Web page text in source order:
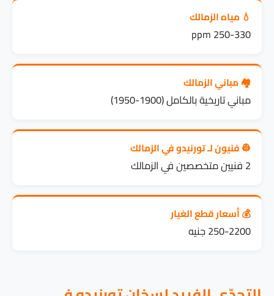
💧 مياه الزمالك
250-330 ppm
🏘️ مباني الزمالك
مباني تاريخية بالكامل (1900-1950)
👷 فنيون لـ تورنيدو في الزمالك
2 فنيين متخصصين في الزمالك
💰 أسعار قطع الغيار
250-2200 جنيه